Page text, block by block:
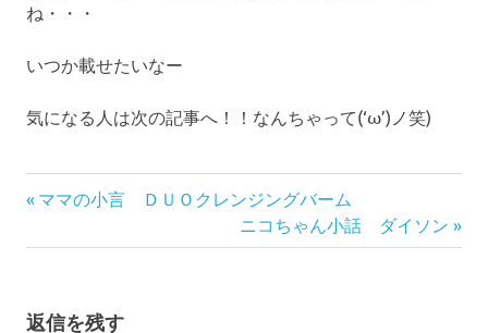
ね・・・
いつか載せたいなー
気になる人は次の記事へ！！なんちゃって(‘ω’)ノ笑)
投
稿
前
記
ママの小言 ＤＵＯクレンジングバーム
次
の
ニコちゃん小話 ダイソン
返信を残す